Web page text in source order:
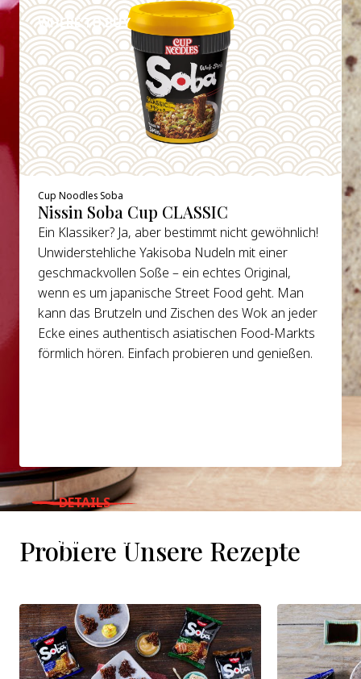
WHERE TO BUY
Cup Noodles Soba
Nissin Soba Cup CLASSIC
Ein Klassiker? Ja, aber bestimmt nicht gewöhnlich!
Unwiderstehliche Yakisoba Nudeln mit einer
geschmackvollen Soße – ein echtes Original,
wenn es um japanische Street Food geht. Man
kann das Brutzeln und Zischen des Wok an jeder
Ecke eines authentisch asiatischen Food-Markts
förmlich hören. Einfach probieren und genießen.
WHERE TO BUY
DETAILS
Probiere Unsere Rezepte